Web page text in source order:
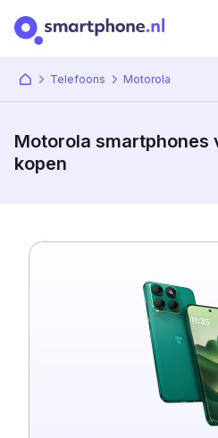
Telefoons Motorola
Motorola smartphones
kopen